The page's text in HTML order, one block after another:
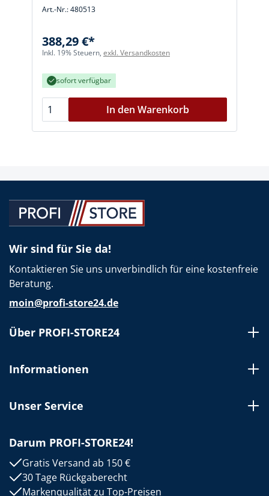
Art.-Nr.: 480513
388,29 €*
Inkl. 19% Steuern, exkl. Versandkosten
sofort verfügbar
In den Warenkorb
Wir sind für Sie da!
Kontaktieren Sie uns unverbindlich für eine kostenfreie
Beratung.
moin@profi-store24.de
Über PROFI-STORE24
Informationen
Unser Service
Darum PROFI-STORE24!
Gratis Versand ab 150 €
30 Tage Rückgaberecht
Markenqualität zu Top-Preisen